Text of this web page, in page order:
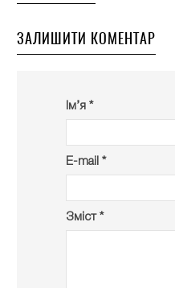
ЗАЛИШИТИ КОМЕНТАР
Ім’я *
E-mail *
Зміст *